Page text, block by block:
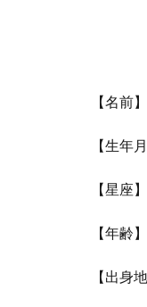
【名前
【生年
【星座
【年齢
【出身